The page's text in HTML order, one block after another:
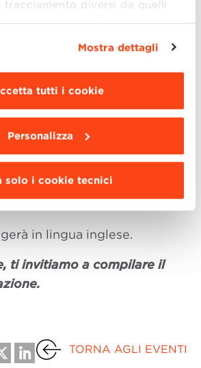
diversi da quelli
chiudendo il presente
Dettagli ”. Per
di navigazione e
le terze parti e i cookie
Mostra dettagli
tutti i cookie
Personalizza
solo i cookie tecnici
Management IV
Admission Office
, per
, Program Manager del
attraverso un
con chi ha già vissuto
in lingua inglese.
ti invitiamo a compilare il
TORNA AGLI EVENTI